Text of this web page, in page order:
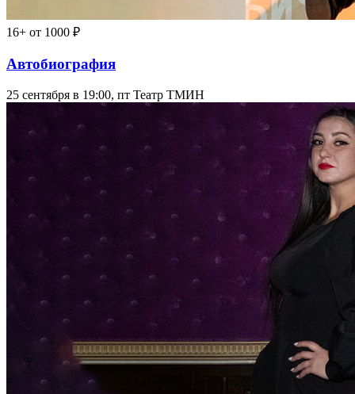
16+ от 1000 ₽
Автобиография
25 сентября в 19:00, пт Театр ТМИН